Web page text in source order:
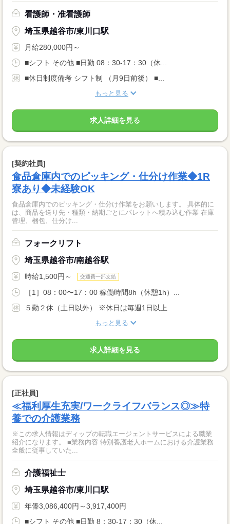
看護師・准看護師
埼玉県越谷市/東川口駅
月給280,000円～
■シフト その他 ■日勤 08：30-17：30（休...
■休日制度備考 シフト制 （月9日前後） ■...
もっと見る
求人詳細を見る
[契約社員]
食品倉庫内でのピッキング・仕分け作業◆1R
寮あり◆未経験OK
食品倉庫内でのピッキング・仕分け作業をお願いします。 具体的に
は、商品を送り先・種類・納期ごとにパレットへ積み込む作業 在庫
管理、梱包、仕分け...
フォークリフト
埼玉県越谷市/南越谷駅
時給1,500円～ 交通費一部支給
［1］08：00〜17：00 稼働時間8h（休憩1h）...
５勤２休（土日以外） ※休日は毎週1日以上
もっと見る
求人詳細を見る
[正社員]
≪福利厚生充実/ワークライフバランス◎≫特
養での介護業務
※この求人情報はディップの転職エージェントサービスによる職業
紹介になります。 ■業務内容 特別養護老人ホームにおける介護業務
全般に従事していた...
介護福祉士
埼玉県越谷市/東川口駅
年俸3,086,400円～3,917,400円
■シフト その他 ■日勤 8：30-17：30（休...